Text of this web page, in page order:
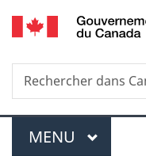
Recherche
Rechercher
dans
Menu
MENU PRINCIPAL